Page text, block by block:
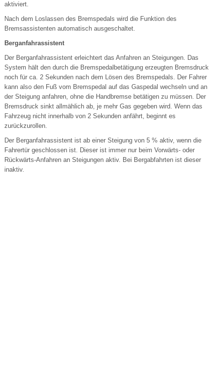
aktiviert.
Nach dem Loslassen des Bremspedals wird die Funktion des
Bremsassistenten automatisch ausgeschaltet.
Berganfahrassistent
Der Berganfahrassistent erleichtert das Anfahren an Steigungen. Das
System hält den durch die Bremspedalbetätigung erzeugten Bremsdruck
noch für ca. 2 Sekunden nach dem Lösen des Bremspedals. Der Fahrer
kann also den Fuß vom Bremspedal auf das Gaspedal wechseln und an
der Steigung anfahren, ohne die Handbremse betätigen zu müssen. Der
Bremsdruck sinkt allmählich ab, je mehr Gas gegeben wird. Wenn das
Fahrzeug nicht innerhalb von 2 Sekunden anfährt, beginnt es
zurückzurollen.
Der Berganfahrassistent ist ab einer Steigung von 5 % aktiv, wenn die
Fahrertür geschlossen ist. Dieser ist immer nur beim Vorwärts- oder
Rückwärts-Anfahren an Steigungen aktiv. Bei Bergabfahrten ist dieser
inaktiv.